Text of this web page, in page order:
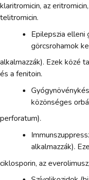
klaritromicin, az
telitromicin.
Epilepszia elleni
görcsrohamok
alkalmazzák). Ezek közé
és a fenitoin.
közönséges
perforatum).
alkalmazzák).
ciklosporin, az